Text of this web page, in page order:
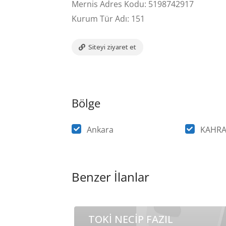
Mernis Adres Kodu: 5198742917
Kurum Tür Adı: 151
Siteyi ziyaret et
Bölge
Ankara
Benzer İlanlar
TOKİ NECİP FAZIL